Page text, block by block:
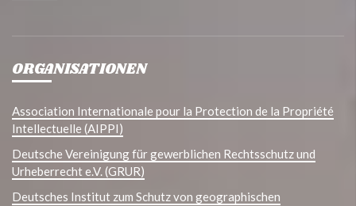
ORGANISATIONEN
Association Internationale pour la Protection de la Propriété
Intellectuelle (AIPPI)
Deutsche Vereinigung für gewerblichen Rechtsschutz und
Urheberrecht e.V. (GRUR)
Deutsches Institut zum Schutz von geographischen